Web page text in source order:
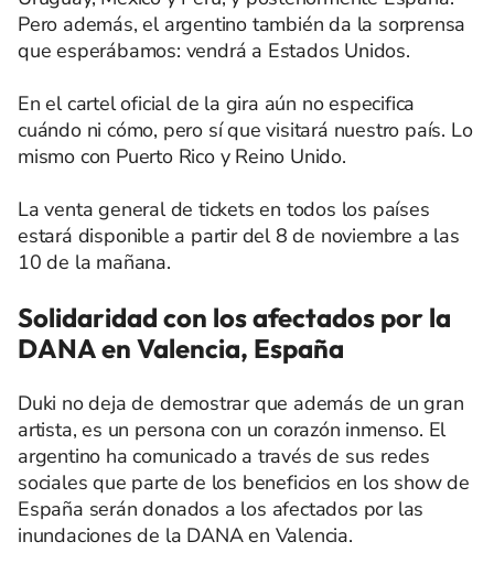
Pero además, el argentino también da la sorprensa
que esperábamos: vendrá a Estados Unidos.
En el cartel oficial de la gira aún no especifica
cuándo ni cómo, pero sí que visitará nuestro país. Lo
mismo con Puerto Rico y Reino Unido.
La venta general de tickets en todos los países
estará disponible a partir del 8 de noviembre a las
10 de la mañana.
Solidaridad con los afectados por la
DANA en Valencia, España
Duki no deja de demostrar que además de un gran
artista, es un persona con un corazón inmenso. El
argentino ha comunicado a través de sus redes
sociales que parte de los beneficios en los show de
España serán donados a los afectados por las
inundaciones de la DANA en Valencia.